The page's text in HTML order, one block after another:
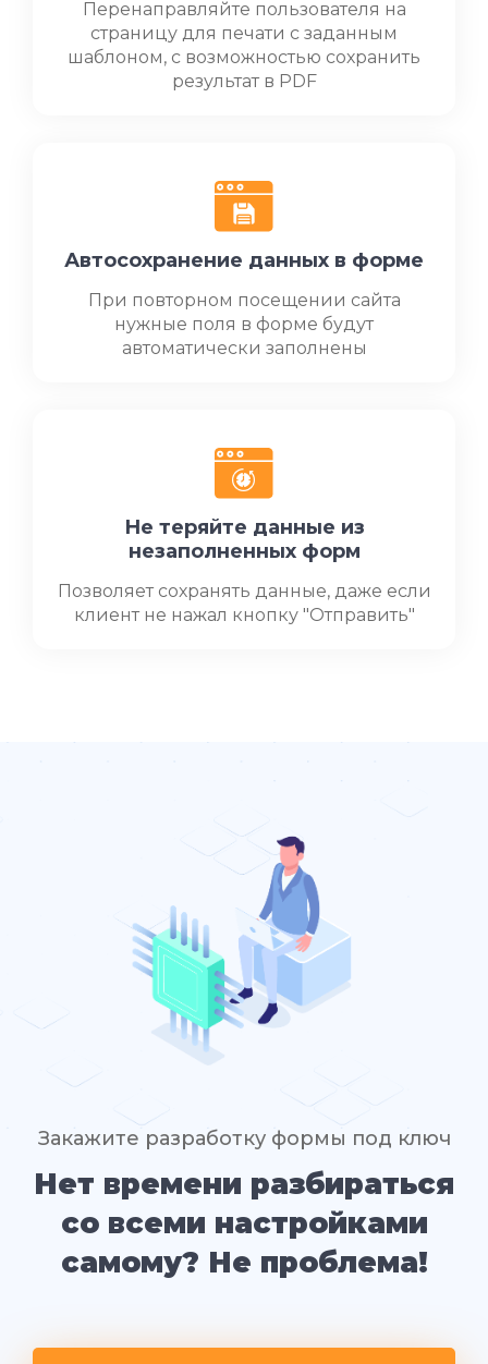
Перенаправляйте пользователя на
страницу для печати с заданным
шаблоном, с возможностью сохранить
результат в PDF
Автосохранение данных в форме
При повторном посещении сайта
нужные поля в форме будут
автоматически заполнены
Не теряйте данные из
незаполненных форм
Позволяет сохранять данные, даже если
клиент не нажал кнопку "Отправить"
Закажите разработку формы под ключ
Нет времени разбираться
со всеми настройками
самому? Не проблема!